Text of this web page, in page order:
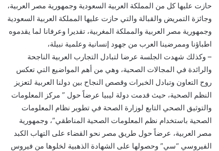
حازت عليها كل من المملكة العربية السعودية وجمهورية مصر العربية،
وجائزة التمريض والقبالة والتي حازت عليها المملكة العربية السعودية
وجمهورية مصر العربية والمملكة المغربية، تقديرا وعرفانا لما يقدموه
اطباؤنا وممرضينا العرب من جهود إنسانية وعلمية نبيلة،
– وكذلك شهدت الجلسة عرضا لتبادل التجارب العربية الناجحة
والرائدة في المجالات الصحية، وهي من أهم المواضيع التي تعكس
روح التعاون وتبادل الخبرات وقصص النجاح بين دولنا العربية لتعزيز
النظم الصحية، حيث قدمت دولة ليبيا عرضاً حول ” مركز المعلومات
والتوثيق الصحي التابع لوزارة الصحة في تطوير نظام المعلومات
الصحية باستخدام نظم المعلومات الصحية المناطقي”، وجمهورية
مصر العربية، عرضاً حول طريق مصر نحو القضاء على التهاب الكبد
الفيروسي “سي” وحصولها على الشهادة الذهبية لخلوها من فيروس